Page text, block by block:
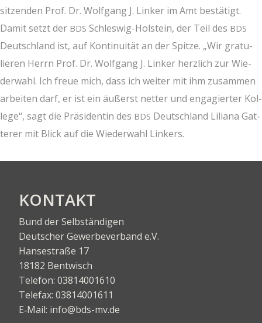
sit­zen­den Prof. Dr. Wolf­gang J. Lin­ker im Amt bestä­tigt.
Damit setzt der BDS Schles­wig-Hol­stein, der Teil des BDS
Deutsch­land ist, auf Kon­ti­nui­tät an der Spit­ze. „Wir gra­tu­
lie­ren Herrn Prof. Dr. Wolf­gang J. Lin­ker herz­lich zur Wie­
der­wahl. Ich freue mich, dass ich wei­ter mit ihm zusam­men
arbei­ten darf, er ist ein äußerst net­ter und enga­gier­ter Kol­
le­ge“, sagt die Prä­si­den­tin des BDS Deutsch­land Lilia­na Gat­
te­rer mit Blick auf die Wie­der­wahl Linkers.
KON­TAKT
Bund der Selbständigen
Deut­scher Gewer­be­ver­band e.V.
Han­se­stra­ße 17
18182 Bentwisch
Tele­fon: 03814001610
Tele­fax: 03814001611
E‑Mail: info@bds-mv.de